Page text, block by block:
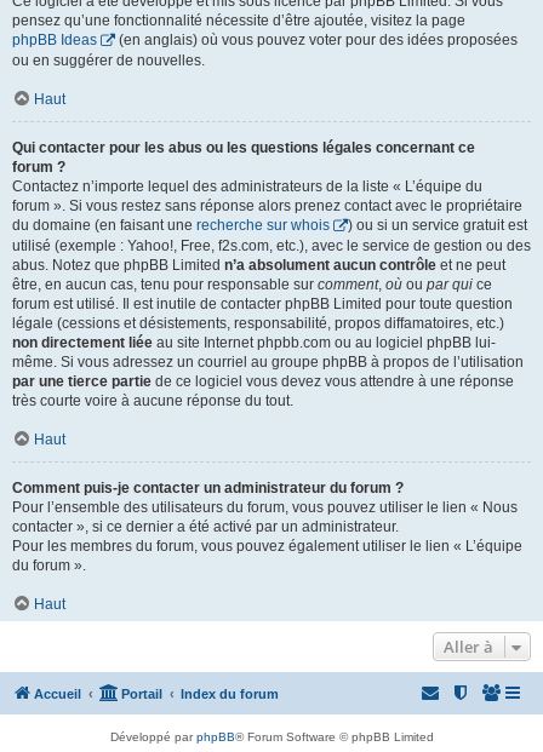
pensez qu’une fonctionnalité nécessite d’être ajoutée, visitez la page
phpBB Ideas
(en anglais) où vous pouvez voter pour des idées proposées
ou en suggérer de nouvelles.
Haut
Qui contacter pour les abus ou les questions légales concernant ce
forum ?
Contactez n’importe lequel des administrateurs de la liste « L’équipe du
forum ». Si vous restez sans réponse alors prenez contact avec le propriétaire
du domaine (en faisant une recherche sur whois
) ou si un service gratuit est
utilisé (exemple : Yahoo!, Free, f2s.com, etc.), avec le service de gestion ou des
abus. Notez que phpBB Limited n’a absolument aucun contrôle et ne peut
être, en aucun cas, tenu pour responsable sur comment, où ou par qui ce
forum est utilisé. Il est inutile de contacter phpBB Limited pour toute question
légale (cessions et désistements, responsabilité, propos diffamatoires, etc.)
non directement liée au site Internet phpbb.com ou au logiciel phpBB lui-
même. Si vous adressez un courriel au groupe phpBB à propos de l’utilisation
par une tierce partie de ce logiciel vous devez vous attendre à une réponse
très courte voire à aucune réponse du tout.
Haut
Comment puis-je contacter un administrateur du forum ?
Pour l’ensemble des utilisateurs du forum, vous pouvez utiliser le lien « Nous
contacter », si ce dernier a été activé par un administrateur.
Pour les membres du forum, vous pouvez également utiliser le lien « L’équipe
du forum ».
Haut
Aller à
Accueil Portail Index du forum
Développé parphpBB® Forum Software © phpBB Limited